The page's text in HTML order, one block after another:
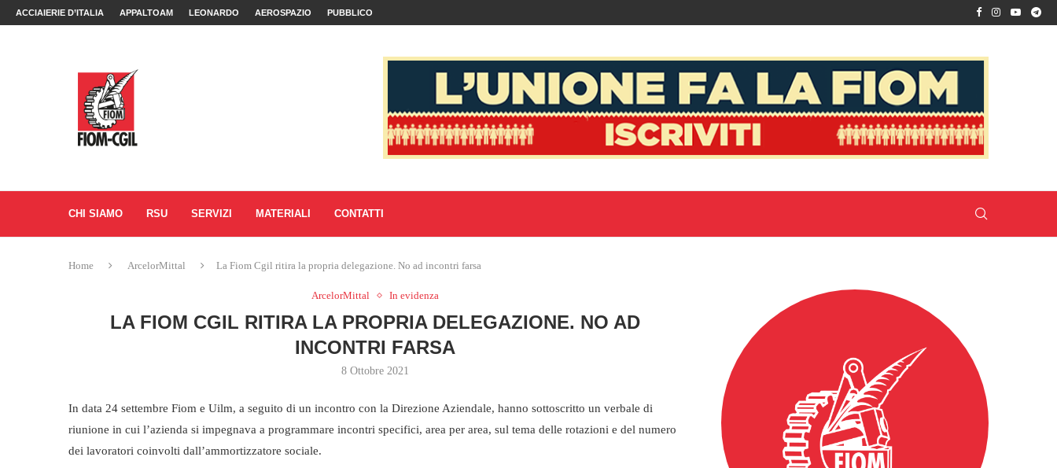
ACCIAIERIE D’ITALIA APPALTOAM LEONARDO AEROSPAZIO PUBBLICO
CHI SIAMO RSU SERVIZI MATERIALI CONTATTI
Home ArcelorMittal La Fiom Cgil ritira la propria delegazione. No ad incontri farsa
ArcelorMittal In evidenza
LA FIOM CGIL RITIRA LA PROPRIA DELEGAZIONE. NO AD
INCONTRI FARSA
8 Ottobre 2021
In data 24 settembre Fiom e Uilm, a seguito di un incontro con la Direzione Aziendale, hanno sottoscritto un verbale di
riunione in cui l’azienda si impegnava a programmare incontri specifici, area per area, sul tema delle rotazioni e del numero
dei lavoratori coinvolti dall’ammortizzatore sociale.